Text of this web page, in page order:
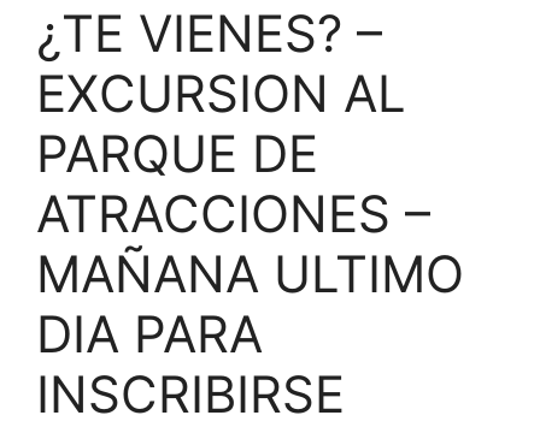
¿TE VIENES? –
EXCURSION AL
PARQUE DE
ATRACCIONES –
MAÑANA ULTIMO
DIA PARA
INSCRIBIRSE